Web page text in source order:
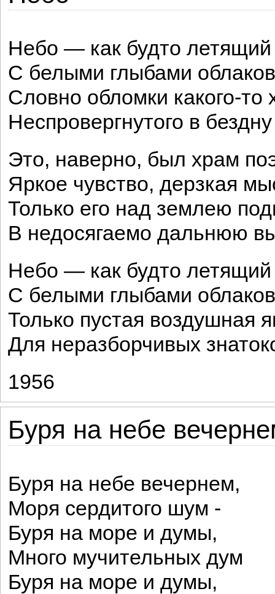
Небо — как будто
С белыми глыбами
Словно обломки какого-то
Неспровергнутого в
Это, наверно, был храм
Яркое чувство, дерзкая
Только его над землею
В недосягаемо дальнюю
Небо — как будто
С белыми глыбами
Только пустая воздушная
Для неразборчивых
1956
Буря на небе
Буря на небе вечернем,
Моря сердитого шум -
Буря на море и думы,
Много мучительных дум
Буря на море и думы,